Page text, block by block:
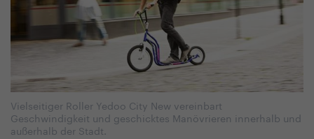
Vielseitiger Roller Yedoo City New vereinbart
Geschwindigkeit und geschicktes Manövrieren innerhalb und
außerhalb der Stadt.